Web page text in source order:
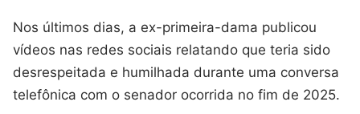
Nos últimos dias, a ex-primeira-dama publicou
vídeos nas redes sociais relatando que teria sido
desrespeitada e humilhada durante uma conversa
telefônica com o senador ocorrida no fim de 2025.